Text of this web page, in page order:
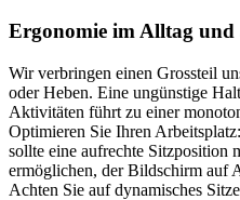
Ergonomie im Alltag und
Wir verbringen einen Grossteil
oder Heben. Eine ungünstige
Aktivitäten führt zu einer
Optimieren Sie Ihren
sollte eine aufrechte Sitzposition
ermöglichen, der Bildschirm auf
Achten Sie auf dynamisches